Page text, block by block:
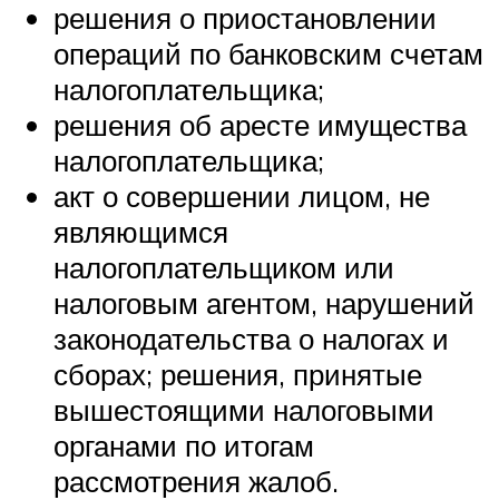
решения о приостановлении
операций по банковским счетам
налогоплательщика;
решения об аресте имущества
налогоплательщика;
акт о совершении лицом, не
являющимся
налогоплательщиком или
налоговым агентом, нарушений
законодательства о налогах и
сборах; решения, принятые
вышестоящими налоговыми
органами по итогам
рассмотрения жалоб.